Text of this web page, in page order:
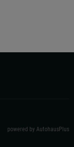
powered by AutohausPlus